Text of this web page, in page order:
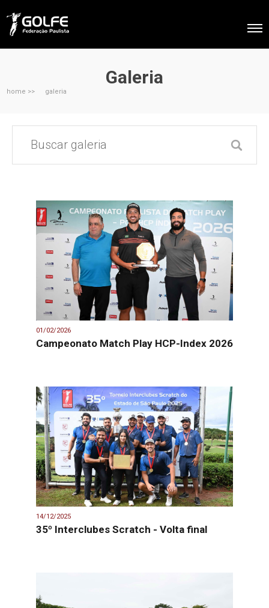
Galeria
home >> galeria
01/02/2026
Campeonato Match Play HCP-Index 2026
14/12/2025
35º Interclubes Scratch - Volta final